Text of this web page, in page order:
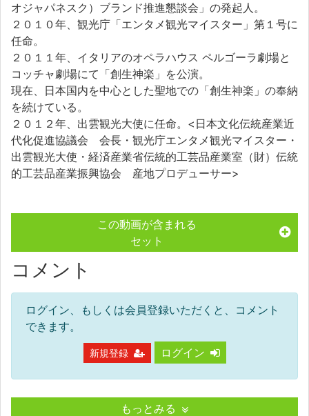
オジャパネスク）ブランド推進懇談会」の発起人。
２０１０年、観光庁「エンタメ観光マイスター」第１号に
任命。
２０１１年、イタリアのオペラハウス ペルゴーラ劇場と
コッチャ劇場にて「創生神楽」を公演。
現在、日本国内を中心とした聖地での「創生神楽」の奉納
を続けている。
２０１２年、出雲観光大使に任命。<日本文化伝統産業近
代化促進協議会 会長・観光庁エンタメ観光マイスター・
出雲観光大使・経済産業省伝統的工芸品産業室（財）伝統
的工芸品産業振興協会 産地プロデューサー>
この動画が含まれる
セット
コメント
ログイン、もしくは会員登録いただくと、コメント
できます。
新規登録 ログイン
もっとみる